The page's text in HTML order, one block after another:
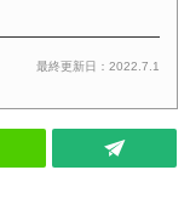
最終更新日：2022.7.1